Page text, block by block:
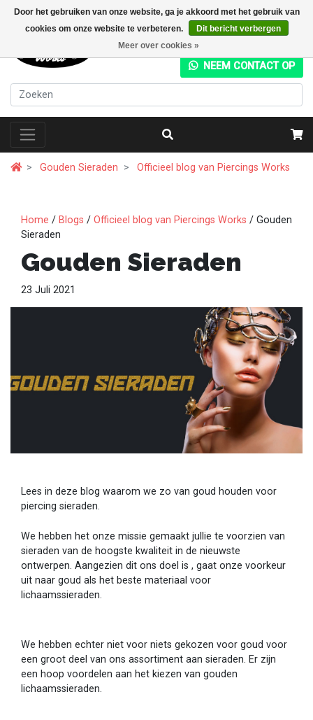
Door het gebruiken van onze website, ga je akkoord met het gebruik van
cookies om onze website te verbeteren.
Dit bericht verbergen
Meer over cookies »
NEEM CONTACT OP
Gouden Sieraden Officieel blog van Piercings Works
Home / Blogs / Officieel blog van Piercings Works / Gouden
Sieraden
Gouden Sieraden
23 Juli 2021
Lees in deze blog waarom we zo van goud houden voor
piercing sieraden.
We hebben het onze missie gemaakt jullie te voorzien van
sieraden van de hoogste kwaliteit in de nieuwste
ontwerpen. Aangezien dit ons doel is , gaat onze voorkeur
uit naar goud als het beste materiaal voor
lichaamssieraden.
We hebben echter niet voor niets gekozen voor goud voor
een groot deel van ons assortiment aan sieraden. Er zijn
een hoop voordelen aan het kiezen van gouden
lichaamssieraden.